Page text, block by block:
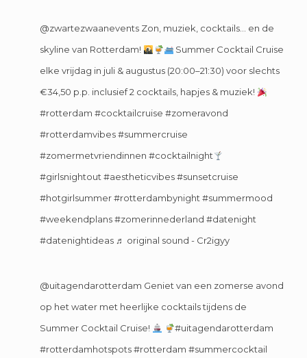
@zwartezwaanevents Zon, muziek, cocktails… en de
skyline van Rotterdam!
Summer Cocktail Cruise
elke vrijdag in juli & augustus (20:00–21:30) voor slechts
€34,50 p.p. inclusief 2 cocktails, hapjes & muziek!
#rotterdam #cocktailcruise #zomeravond
#rotterdamvibes#summercruise
#zomermetvriendinnen #cocktailnight
#girlsnightout#aestheticvibes#sunsetcruise
#hotgirlsummer#rotterdambynight#summermood
#weekendplans#zomerinnederland #datenight
#datenightideas ♬ original sound - Cr2igyy
@uitagendarotterdam Geniet van een zomerse avond
op het water met heerlijke cocktails tijdens de
Summer Cocktail Cruise!
#uitagendarotterdam
#rotterdamhotspots#rotterdam #summercocktail